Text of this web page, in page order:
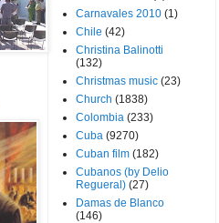
Carnavales 2010 (1)
Chile (42)
Christina Balinotti
(132)
Christmas music (23)
Church (1838)
Colombia (233)
Cuba (9270)
Cuban film (182)
Cubanos (by Delio
Regueral) (27)
Damas de Blanco
(146)